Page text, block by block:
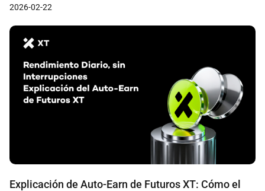
2026-02-22
Explicación de Auto-Earn de Futuros XT: Cómo el